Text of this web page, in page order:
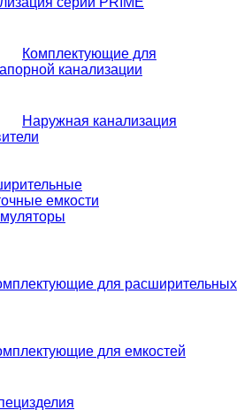
Комплектующие для
канализации
Наружная канализация
емкости
для расширительных
для емкостей